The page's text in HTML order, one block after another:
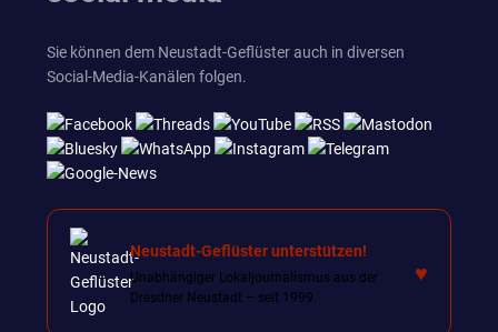
Sie können dem Neustadt-Geflüster auch in diversen
Social-Media-Kanälen folgen.
Neustadt-Geflüster unterstützen!
Unabhängiger Lokaljournalismus aus der
Dresdner Neustadt – seit 1999.
♥